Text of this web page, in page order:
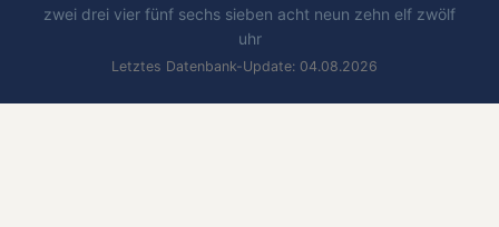
zwei drei vier fünf sechs sieben acht neun zehn elf zwölf
uhr
Letztes Datenbank-Update: 04.08.2026